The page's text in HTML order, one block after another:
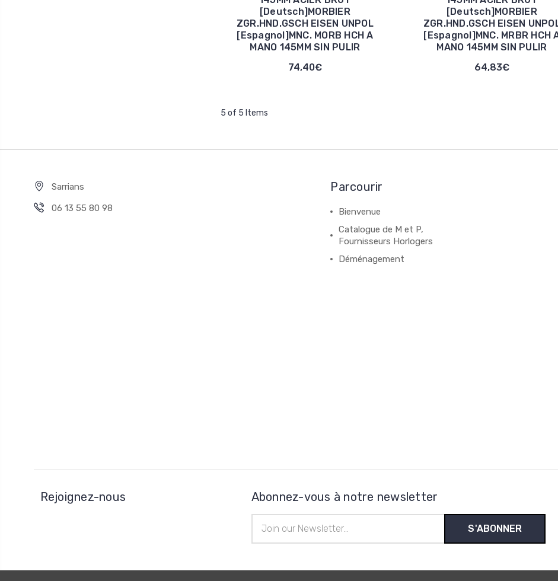
[Deutsch]MORBIER
ZGR.HND.GSCH EISEN UNPOL
[Espagnol]MNC. MORB HCH A
MANO 145MM SIN PULIR
74,40€
[Deutsch]MORBIER
ZGR.HND.GSCH EISEN
[Espagnol]MNC. MRBR HCH
MANO 145MM SIN PULIR
64,83€
5 of 5 Items
Sarrians
06 13 55 80 98
Parcourir
Bienvenue
Catalogue de M et P,
Fournisseurs Horlogers
Déménagement
Rejoignez-nous Abonnez-vous à notre newsletter
mail